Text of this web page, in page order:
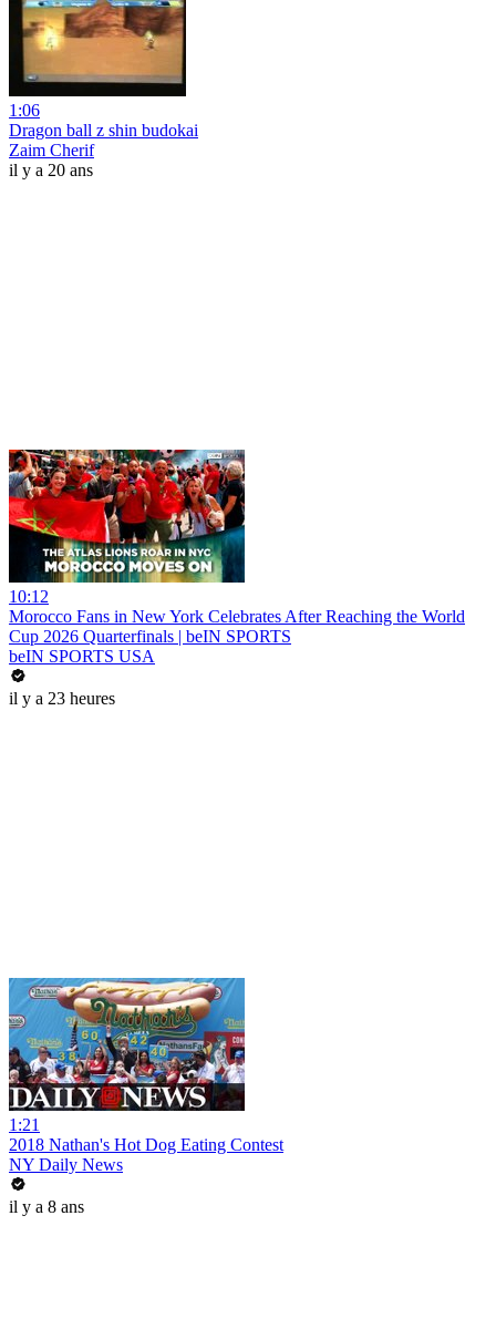
1:06
Dragon ball z shin budokai
Zaim Cherif
il y a 20 ans
10:12
Morocco Fans in New York Celebrates After Reaching the World
Cup 2026 Quarterfinals | beIN SPORTS
beIN SPORTS USA
il y a 23 heures
1:21
2018 Nathan's Hot Dog Eating Contest
NY Daily News
il y a 8 ans